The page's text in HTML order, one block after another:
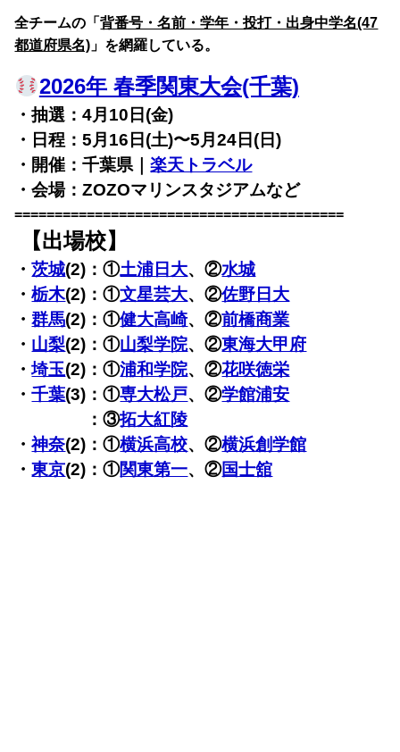
全チームの「背番号・名前・学年・投打・出身中学名(47
都道府県名) 」を網羅している。
2026年 春季関東大会(千葉)
・抽選：4月10日(金)
・日程：5月16日(土)〜5月24日(日)
・開催：千葉県｜楽天トラベル
・会場：ZOZOマリンスタジアムなど
=========================================
【出場校】
・茨城(2)：①土浦日大、②水城
・栃木(2)：①文星芸大、②佐野日大
・群馬(2)：①健大高崎、②前橋商業
・ 山梨(2)：①山梨学院、②東海大甲府
・埼玉(2)：①浦和学院、②花咲徳栄
・千葉(3)：①専大松戸、②学館浦安
：③拓大紅陵
・神奈(2)：①横浜高校、②横浜創学館
・東京(2)：①関東第一、②国士舘